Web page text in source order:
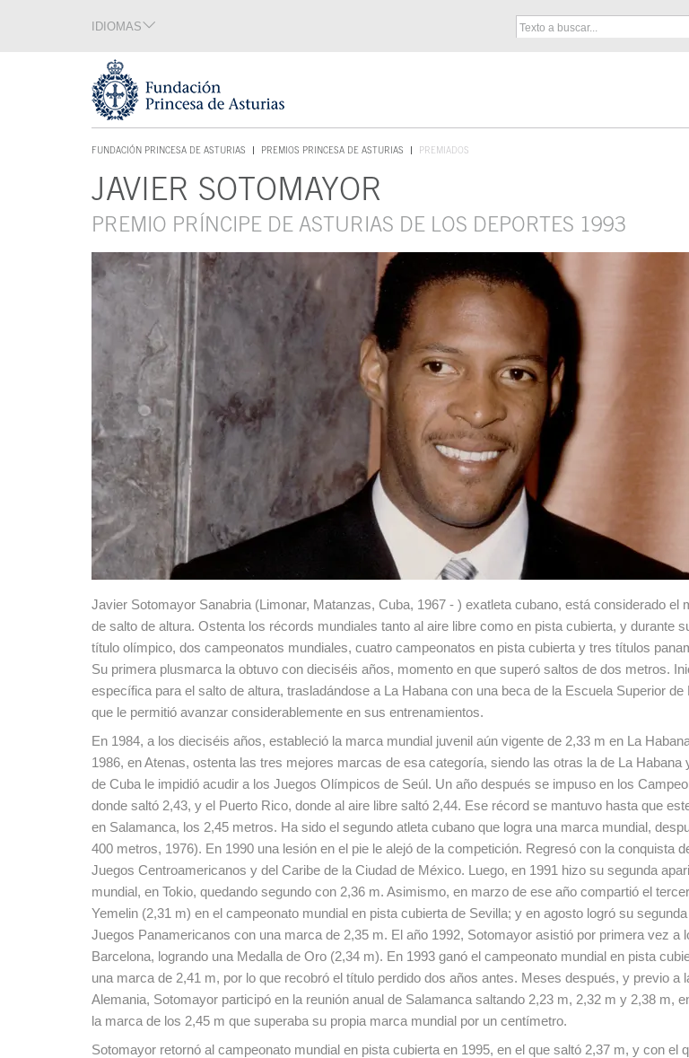
Tecla de acceso 1
IDIOMAS
FUNDACIÓN PRINCESA DE ASTURIAS
TECLA DE ACCESO 1
PREMIOS PRINCESA DE ASTURIAS PREMIADOS
Contenido principalJAVIER SOTOMAYOR
PREMIO PRÍNCIPE DE ASTURIAS DE LOS DEPORTES 1993
Javier Sotomayor Sanabria (Limonar, Matanzas, Cuba, 1967 - ) exatleta cubano, está considerado el
de salto de altura. Ostenta los récords mundiales tanto al aire libre como en pista cubierta, y durante
título olímpico, dos campeonatos mundiales, cuatro campeonatos en pista cubierta y tres títulos
Su primera plusmarca la obtuvo con dieciséis años, momento en que superó saltos de dos metros.
específica para el salto de altura, trasladándose a La Habana con una beca de la Escuela Superior
que le permitió avanzar considerablemente en sus entrenamientos.
En 1984, a los dieciséis años, estableció la marca mundial juvenil aún vigente de 2,33 m en La
1986, en Atenas, ostenta las tres mejores marcas de esa categoría, siendo las otras la de La Habana
de Cuba le impidió acudir a los Juegos Olímpicos de Seúl. Un año después se impuso en los
donde saltó 2,43, y el Puerto Rico, donde al aire libre saltó 2,44. Ese récord se mantuvo hasta que
en Salamanca, los 2,45 metros. Ha sido el segundo atleta cubano que logra una marca mundial,
400 metros, 1976). En 1990 una lesión en el pie le alejó de la competición. Regresó con la conquista
Juegos Centroamericanos y del Caribe de la Ciudad de México. Luego, en 1991 hizo su segunda
mundial, en Tokio, quedando segundo con 2,36 m. Asimismo, en marzo de ese año compartió el
Yemelin (2,31 m) en el campeonato mundial en pista cubierta de Sevilla; y en agosto logró su
Juegos Panamericanos con una marca de 2,35 m. El año 1992, Sotomayor asistió por primera vez a
Barcelona, logrando una Medalla de Oro (2,34 m). En 1993 ganó el campeonato mundial en pista
una marca de 2,41 m, por lo que recobró el título perdido dos años antes. Meses después, y previo a
Alemania, Sotomayor participó en la reunión anual de Salamanca saltando 2,23 m, 2,32 m y 2,38 m,
la marca de los 2,45 m que superaba su propia marca mundial por un centímetro.
Sotomayor retornó al campeonato mundial en pista cubierta en 1995, en el que saltó 2,37 m, y con el